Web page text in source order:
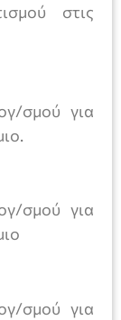
στις
σμού για
σμού για
σμού για